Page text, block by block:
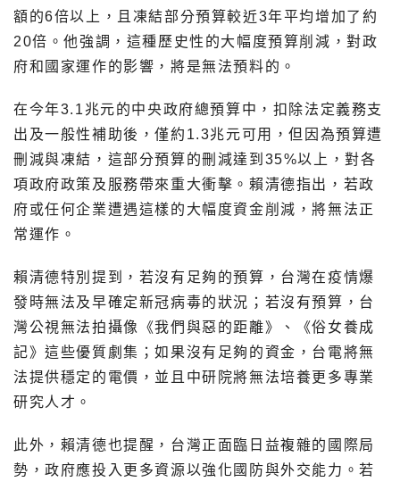
額的6倍以上，且凍結部分預算較近3年平均增加了約
20倍。他強調，這種歷史性的大幅度預算削減，對政
府和國家運作的影響，將是無法預料的。
在今年3.1兆元的中央政府總預算中，扣除法定義務支
出及一般性補助後，僅約1.3兆元可用，但因為預算遭
刪減與凍結，這部分預算的刪減達到35%以上，對各
項政府政策及服務帶來重大衝擊。賴清德指出，若政
府或任何企業遭遇這樣的大幅度資金削減，將無法正
常運作。
賴清德特別提到，若沒有足夠的預算，台灣在疫情爆
發時無法及早確定新冠病毒的狀況；若沒有預算，台
灣公視無法拍攝像《我們與惡的距離》、《俗女養成
記》這些優質劇集；如果沒有足夠的資金，台電將無
法提供穩定的電價，並且中研院將無法培養更多專業
研究人才。
此外，賴清德也提醒，台灣正面臨日益複雜的國際局
勢，政府應投入更多資源以強化國防與外交能力。若